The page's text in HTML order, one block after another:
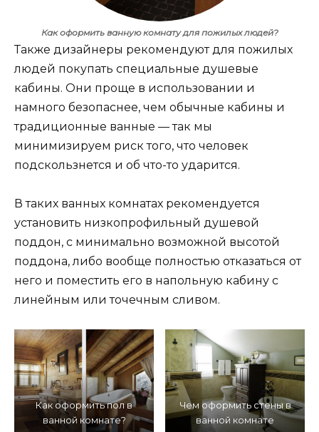
Как оформить ванную комнату для пожилых людей?
Также дизайнеры рекомендуют для пожилых
людей покупать специальные душевые
кабины. Они проще в использовании и
намного безопаснее, чем обычные кабины и
традиционные ванные — так мы
минимизируем риск того, что человек
подскользнется и об что-то ударится.
В таких ванных комнатах рекомендуется
установить низкопрофильный душевой
поддон, с минимально возможной высотой
поддона, либо вообще полностью отказаться от
него и поместить его в напольную кабину с
линейным или точечным сливом.
Как оформить пол в
ванной комнате?
Чем оформить стены в
ванной комнате